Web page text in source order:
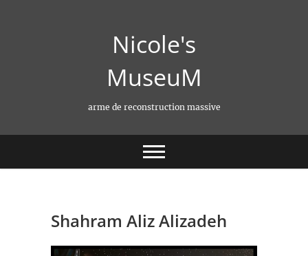
Nicole's
MuseuM
arme de reconstruction massive
Shahram Aliz Alizadeh